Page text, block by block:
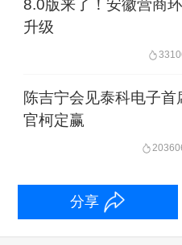
重品牌所代表的文
单纯的产品功能，
递。上海整体的消
际品牌的认知度都
化与品牌价值的
高，这是吸引这些
海市场的基础。
8.0版来了！安徽营商
升级
331
陈吉宁会见泰科电子首
官柯定赢
2036
分享